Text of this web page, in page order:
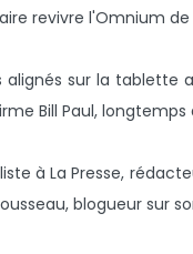
revivre l'Omnium
sur la tablette
Bill Paul,
à La Presse,
blogueur sur